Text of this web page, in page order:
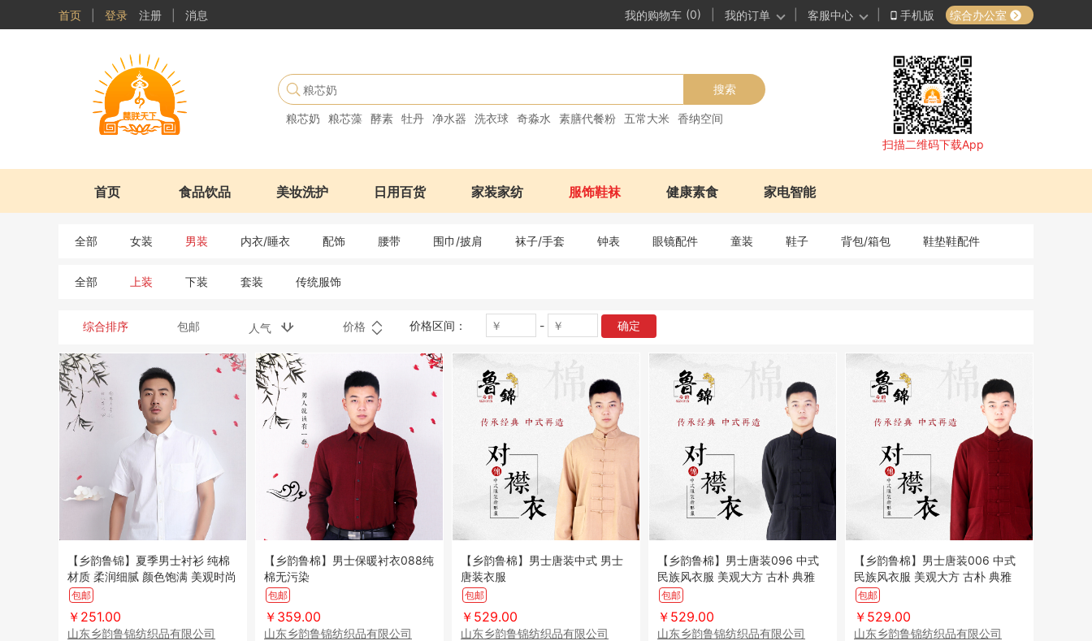
首页 登录 注册 消息 我的购物车 (0) 我的订单 客服中心 手机版 综合办公室
搜索
粮芯奶 粮芯藻 酵素 牡丹 净水器 洗衣球 奇淼水 素膳代餐粉 五常大米
香纳空间
扫描二维码下载App
首页 食品饮品 美妆洗护 日用百货 家装家纺 服饰鞋袜 健康素食 家电智能
全部 女装 男装 内衣/睡衣 配饰 腰带 围巾/披肩 袜子/手套 钟表 眼镜配件 童装 鞋子 背包/箱包 鞋垫鞋配件
全部 上装 下装 套装 传统服饰
综合排序 包邮 人气 价格 价格区间： - 确定
【乡韵鲁锦】夏季男士衬衫 纯棉
材质 柔润细腻 颜色饱满 美观时尚
包邮
￥251.00
山东乡韵鲁锦纺织品有限公司
【乡韵鲁棉】男士保暖衬衣088纯
棉无污染
包邮
￥359.00
山东乡韵鲁锦纺织品有限公司
【乡韵鲁棉】男士唐装中式 男士
唐装衣服
包邮
￥529.00
山东乡韵鲁锦纺织品有限公司
【乡韵鲁棉】男士唐装096 中式
民族风衣服 美观大方 古朴 典雅
舒适 纯手工工艺精心制造
包邮
￥529.00
山东乡韵鲁锦纺织品有限公司
【乡韵鲁棉】男士唐装006 中式
民族风衣服 美观大方 古朴 典雅
舒适 纯手工工艺精心制造
包邮
￥529.00
山东乡韵鲁锦纺织品有限公司